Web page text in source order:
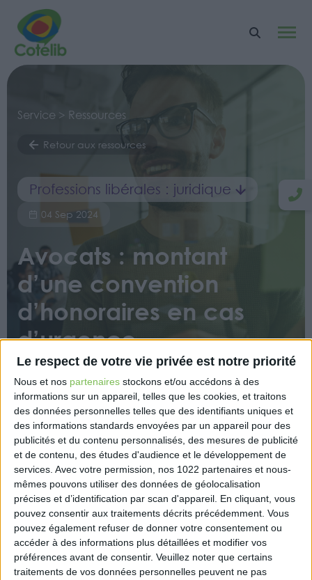
Le respect de votre vie privée est notre priorité
Nous et nos partenaires stockons et/ou accédons à des
informations sur un appareil, telles que les cookies, et traitons
des données personnelles telles que des identifiants uniques et
des informations standards envoyées par un appareil pour des
publicités et du contenu personnalisés, des mesures de publicité
et de contenu, des études d'audience et le développement de
services. Avec votre permission, nos 1022 partenaires et nous-
mêmes pouvons utiliser des données de géolocalisation
précises et d’identification par scan d'appareil. En cliquant, vous
pouvez consentir aux traitements décrits précédemment. Vous
pouvez également refuser de donner votre consentement ou
accéder à des informations plus détaillées et modifier vos
préférences avant de consentir. Veuillez noter que certains
traitements de vos données personnelles peuvent ne pas
Service > Ressources
Retour aux ressources
Professions libérales : juridique
04 Sep 2024
Avocats : montant
d’une convention
d’honoraires en cas
d’urgence
En l’absence de convention d’honoraires, les
tribunaux fixent le montant des honoraires en
fonction des usages, de la situation de fortune du
client, de la difficulté de l’affaire, des frais exposés
par l’avocat, de sa notoriété et de ses diligences.
https://www.eurex.fr/k4_22084655/